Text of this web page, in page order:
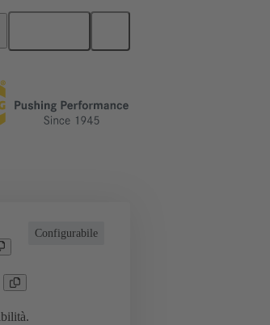
Inserti
Configurabile